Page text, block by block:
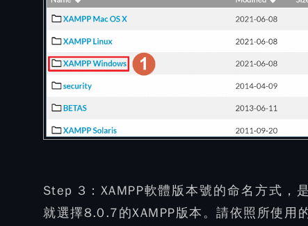
Step 3： XAMPP軟體版本號的命名方式，
就選擇8.0.7的XAMPP版本。請依照所使用